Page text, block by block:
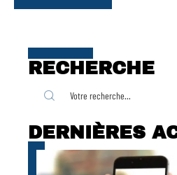
RECHERCHE
DERNIÈRES